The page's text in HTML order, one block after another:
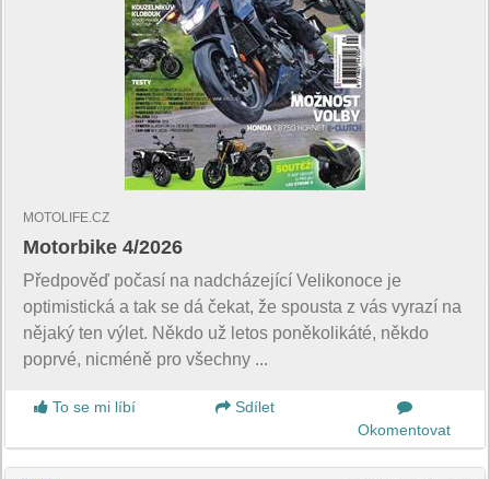
MOTOLIFE.CZ
Motorbike 4/2026
Předpověď počasí na nadcházející Velikonoce je
optimistická a tak se dá čekat, že spousta z vás vyrazí na
nějaký ten výlet. Někdo už letos poněkolikáté, někdo
poprvé, nicméně pro všechny ...
To se mi líbí
Sdílet
Okomentovat